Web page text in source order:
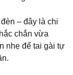
để đảm bảo
công trình.
Quá Trình